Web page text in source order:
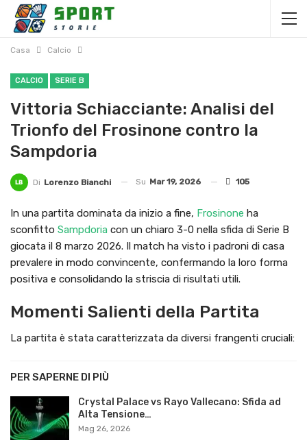
Casa Calcio
CALCIO SERIE B
Vittoria Schiacciante: Analisi del
Trionfo del Frosinone contro la
Sampdoria
Di Lorenzo Bianchi Su Mar 19, 2026 105
In una partita dominata da inizio a fine, Frosinone ha
sconfitto Sampdoria con un chiaro 3-0 nella sfida di Serie B
giocata il 8 marzo 2026. Il match ha visto i padroni di casa
prevalere in modo convincente, confermando la loro forma
positiva e consolidando la striscia di risultati utili.
Momenti Salienti della Partita
La partita è stata caratterizzata da diversi frangenti cruciali:
PER SAPERNE DI PIÙ
Crystal Palace vs Rayo Vallecano: Sfida ad
Alta Tensione…
Mag 26, 2026